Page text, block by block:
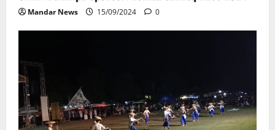
Mandar News 15/09/2024 0